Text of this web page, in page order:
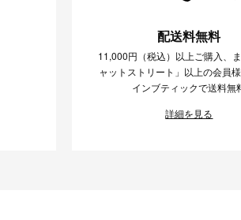
配送料無料
11,000円（税込）以上ご購入、
ャットストリート」以上の会員
インブティックで送料無
詳細を見る